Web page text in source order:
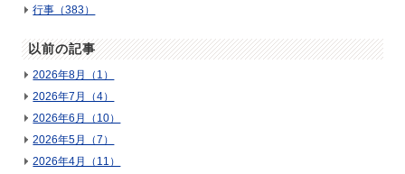
行事（383）
以前の記事
2026年8月（1）
2026年7月（4）
2026年6月（10）
2026年5月（7）
2026年4月（11）